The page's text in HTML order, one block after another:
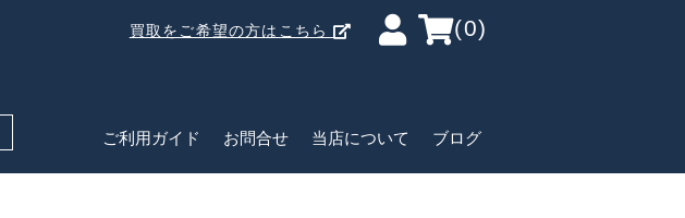
買取をご希望の方はこちら (0)
ご利用ガイド お問合せ 当店について ブログ